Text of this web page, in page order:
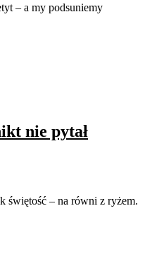
– a my podsuniemy
nie pytał
świętość – na równi z ryżem.